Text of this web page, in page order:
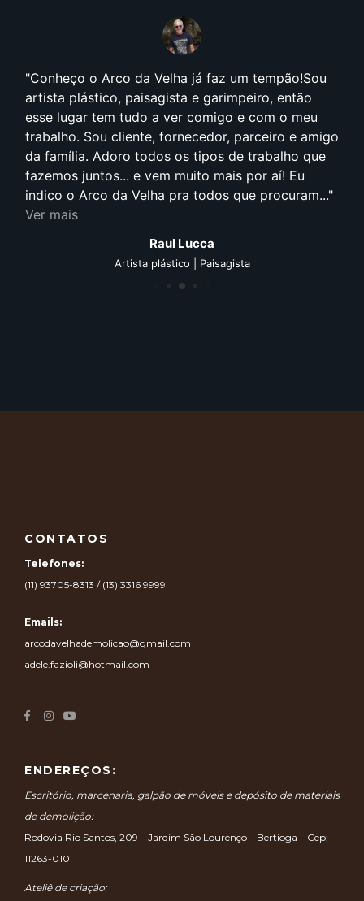
Conheço o Arco da Velha já faz um tempão!Sou
artista plástico, paisagista e garimpeiro, então
esse lugar tem tudo a ver comigo e com o meu
trabalho. Sou cliente, fornecedor, parceiro e amigo
da família. Adoro todos os tipos de trabalho que
fazemos juntos... e vem muito mais por aí! Eu
indico o Arco da Velha pra todos que procuram...
Ver mais
Raul Lucca
Artista plástico | Paisagista
CONTATOS
Telefones:
(11) 93705-8313 / (13) 3316 9999
Emails:
arcodavelhademolicao@gmail.com
adele.fazioli@hotmail.com
ENDEREÇOS:
Escritório, marcenaria, galpão de móveis e depósito de materiais
de demolição:
Rodovia Rio Santos, 209 – Jardim São Lourenço – Bertioga – Cep:
11263-010
Ateliê de criação: